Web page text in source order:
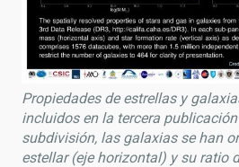
Propiedades de estrellas y
incluidos en la tercera publicación
subdivisión, las galaxias se han
estellar (eje horizontal) y su ratio